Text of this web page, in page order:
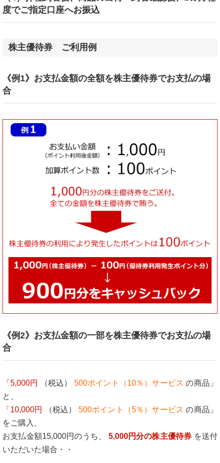
度でご指定口座へお振込
株主優待券 ご利用例
《例1》お支払金額の全額を株主優待券でお支払の場
合
《例2》お支払金額の一部を株主優待券でお支払の場
合
「5,000円 （税込） 500ポイント（10％）サービスの商品」
と、
「10,000円
（税込） 500ポイント（5％）サービスの商品」
をご購入、
お支払金額15,000円のうち、 5,000円分の株主優待券 を送付
いただいた場合・・